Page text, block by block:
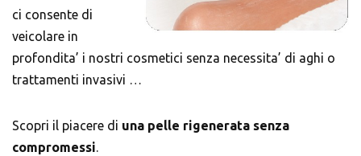
ci consente di
veicolare in
profondita’ i nostri cosmetici senza necessita’ di aghi o
trattamenti invasivi …
Scopri il piacere di una pelle rigenerata senza
compromessi